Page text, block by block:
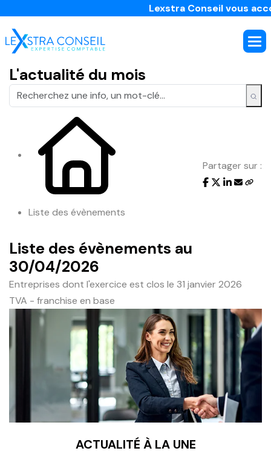
Lexstra Conseil vous
L'actualité du mois
Liste des évènements
Partager sur :
Liste des évènements au
30/04/2026
Entreprises dont l'exercice est clos le 31 janvier 2026
TVA - franchise en base
ACTUALITÉ À LA UNE